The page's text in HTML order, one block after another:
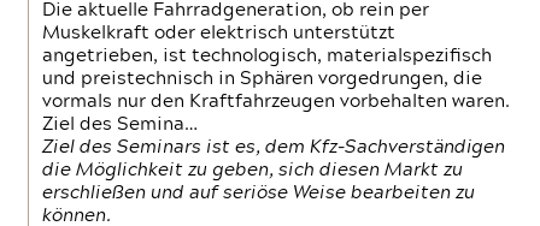
Die aktuelle Fahrradgeneration, ob rein per
Muskelkraft oder elektrisch unterstützt
angetrieben, ist technologisch, materialspezifisch
und preistechnisch in Sphären vorgedrungen, die
vormals nur den Kraftfahrzeugen vorbehalten waren.
Ziel des Semina…
Ziel des Seminars ist es, dem Kfz-Sachverständigen
die Möglichkeit zu geben, sich diesen Markt zu
erschließen und auf seriöse Weise bearbeiten zu
können.